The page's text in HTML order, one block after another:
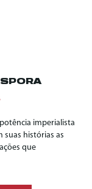
imperialista
suas histórias as
que